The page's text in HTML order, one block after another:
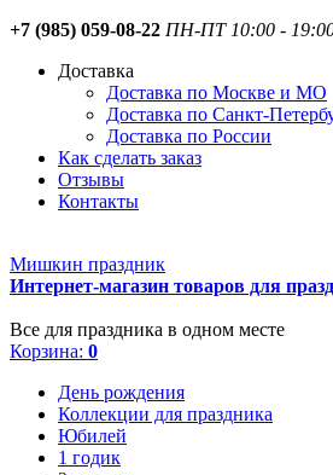
+7 (985) 059-08-22 ПН-ПТ 10:00 -
Доставка
Доставка по Москве и МО
Доставка по Санкт-
Доставка по России
Как сделать заказ
Отзывы
Контакты
Мишкин праздник
Интернет-магазин товаров для
Все для праздника в одном месте
Корзина: 0
День рождения
Коллекции для праздника
Юбилей
1 годик